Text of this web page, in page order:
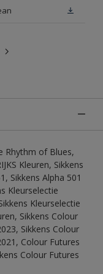
Rhythm of Blues,
Kleuren, Sikkens
Sikkens Alpha 501
Kleurselectie
Kleurselectie
Sikkens Colour
Sikkens Colour
Colour Futures
Colour Futures